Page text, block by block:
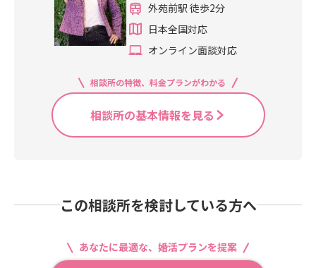
外苑前駅 徒歩2分
日本全国対応
オンライン面談対応
相談所の特徴、料金プランがわかる
相談所の基本情報を見る
この相談所を検討している方へ
あなたに最適な、婚活プランを提案